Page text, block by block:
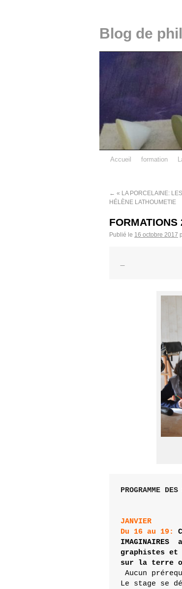
Blog de
Accueil formation
← « LA PORCELAINE:
HÉLÈNE LATHOUMETIE
Publié le 16 octobre 2017
PROGRAMME
JANVIER
Du 16 au 19:
IMAGINAIRES
graphistes et
sur la terre
Aucun
Le stage se